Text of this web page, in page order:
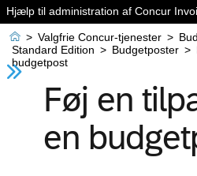
Hjælp til administration af Concur
 > Valgfrie Concur-tjenester >
Standard Edition > Budgetposter >
budgetpost
Føj en
en